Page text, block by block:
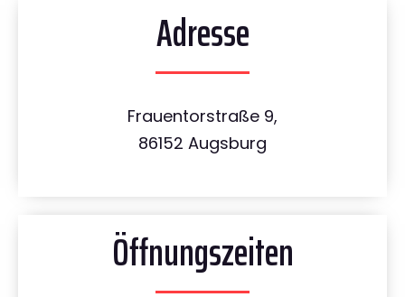
Adresse
Frauentorstraße 9,
86152 Augsburg
Öffnungszeiten